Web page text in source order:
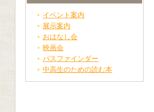
イベント案内
展示案内
おはなし会
映画会
パスファインダー
中高生のための読む本